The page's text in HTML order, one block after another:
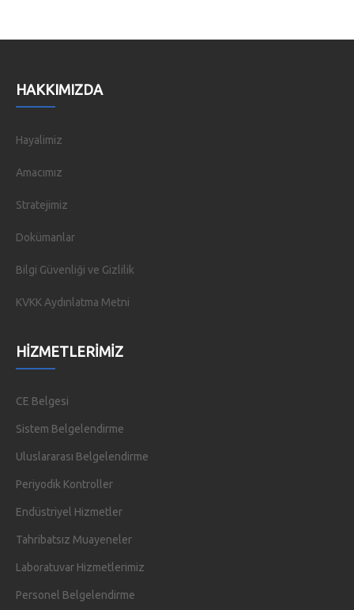
HAKKIMIZDA
Hayalimiz
Amacımız
Stratejimiz
Dokümanlar
Bilgi Güvenliği ve Gizlilik
KVKK Aydınlatma Metni
HIZMETLERIMIZ
CE Belgesi
Sistem Belgelendirme
Uluslararası Belgelendirme
Periyodik Kontroller
Endüstriyel Hizmetler
Tahribatsız Muayeneler
Laboratuvar Hizmetlerimiz
Personel Belgelendirme